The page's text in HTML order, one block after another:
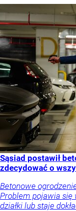
Sąsiad postawił
zdecydować o
Betonowe
Problem pojawia się
działki lub staje